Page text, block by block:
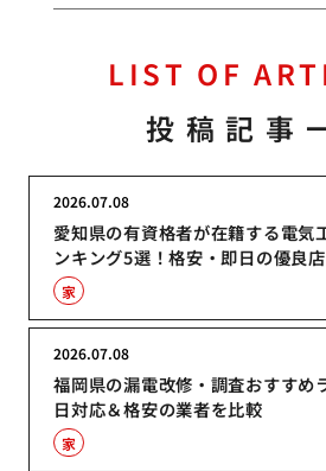
LIST OF
投稿記事
愛知県の有資格者が在籍する電気
ンキング5選！格安・即日の優良
2026.07.08
家
福岡県の漏電改修・調査おすすめ
日対応＆格安の業者を比較
2026.07.08
家